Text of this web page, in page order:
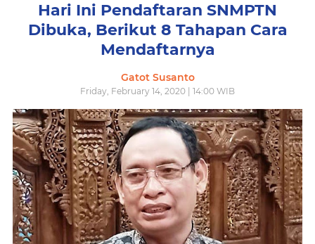
Hari Ini Pendaftaran SNMPTN
Dibuka, Berikut 8 Tahapan Cara
Mendaftarnya
Gatot Susanto
Friday, February 14, 2020 | 14:00 WIB